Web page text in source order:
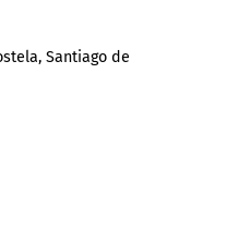
Santiago de